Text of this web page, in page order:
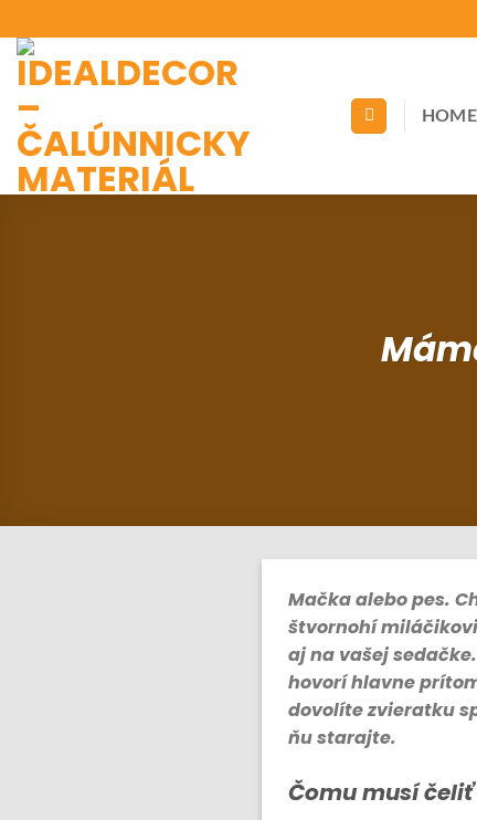
to
content
HOME
Mačka alebo pes.
štvornohí
aj na vašej
hovorí hlavne
dovolíte zvieratku
ňu starajte.
Čomu musí